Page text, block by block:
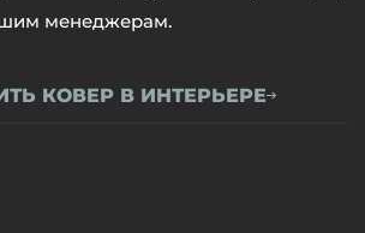
менеджерам.
КОВЕР В ИНТЕРЬЕРЕ